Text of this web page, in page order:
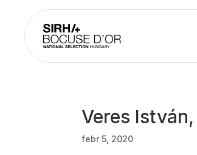
Veres
febr 5, 2020